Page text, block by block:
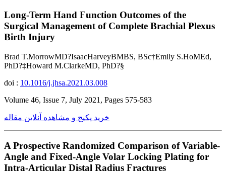
Long-Term Hand Function Outcomes of the
Surgical Management of Complete Brachial Plexus
Birth Injury
Brad T.MorrowMD?IsaacHarveyBMBS, BSc†Emily S.HoMEd,
PhD?‡Howard M.ClarkeMD, PhD?§
doi : 10.1016/j.jhsa.2021.03.008
Volume 46, Issue 7, July 2021, Pages 575-583
خرید پکیج و مشاهده آنلاین مقاله
A Prospective Randomized Comparison of Variable-
Angle and Fixed-Angle Volar Locking Plating for
Intra-Articular Distal Radius Fractures